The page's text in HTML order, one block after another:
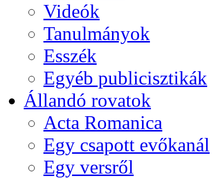
Videók
Tanulmányok
Esszék
Egyéb publicisztikák
Állandó rovatok
Acta Romanica
Egy csapott evőkanál
Egy versről